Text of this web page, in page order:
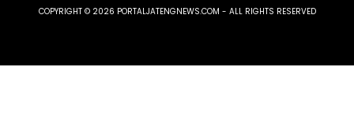
COPYRIGHT © 2026 PORTALJATENGNEWS.COM - ALL RIGHTS RESERVED